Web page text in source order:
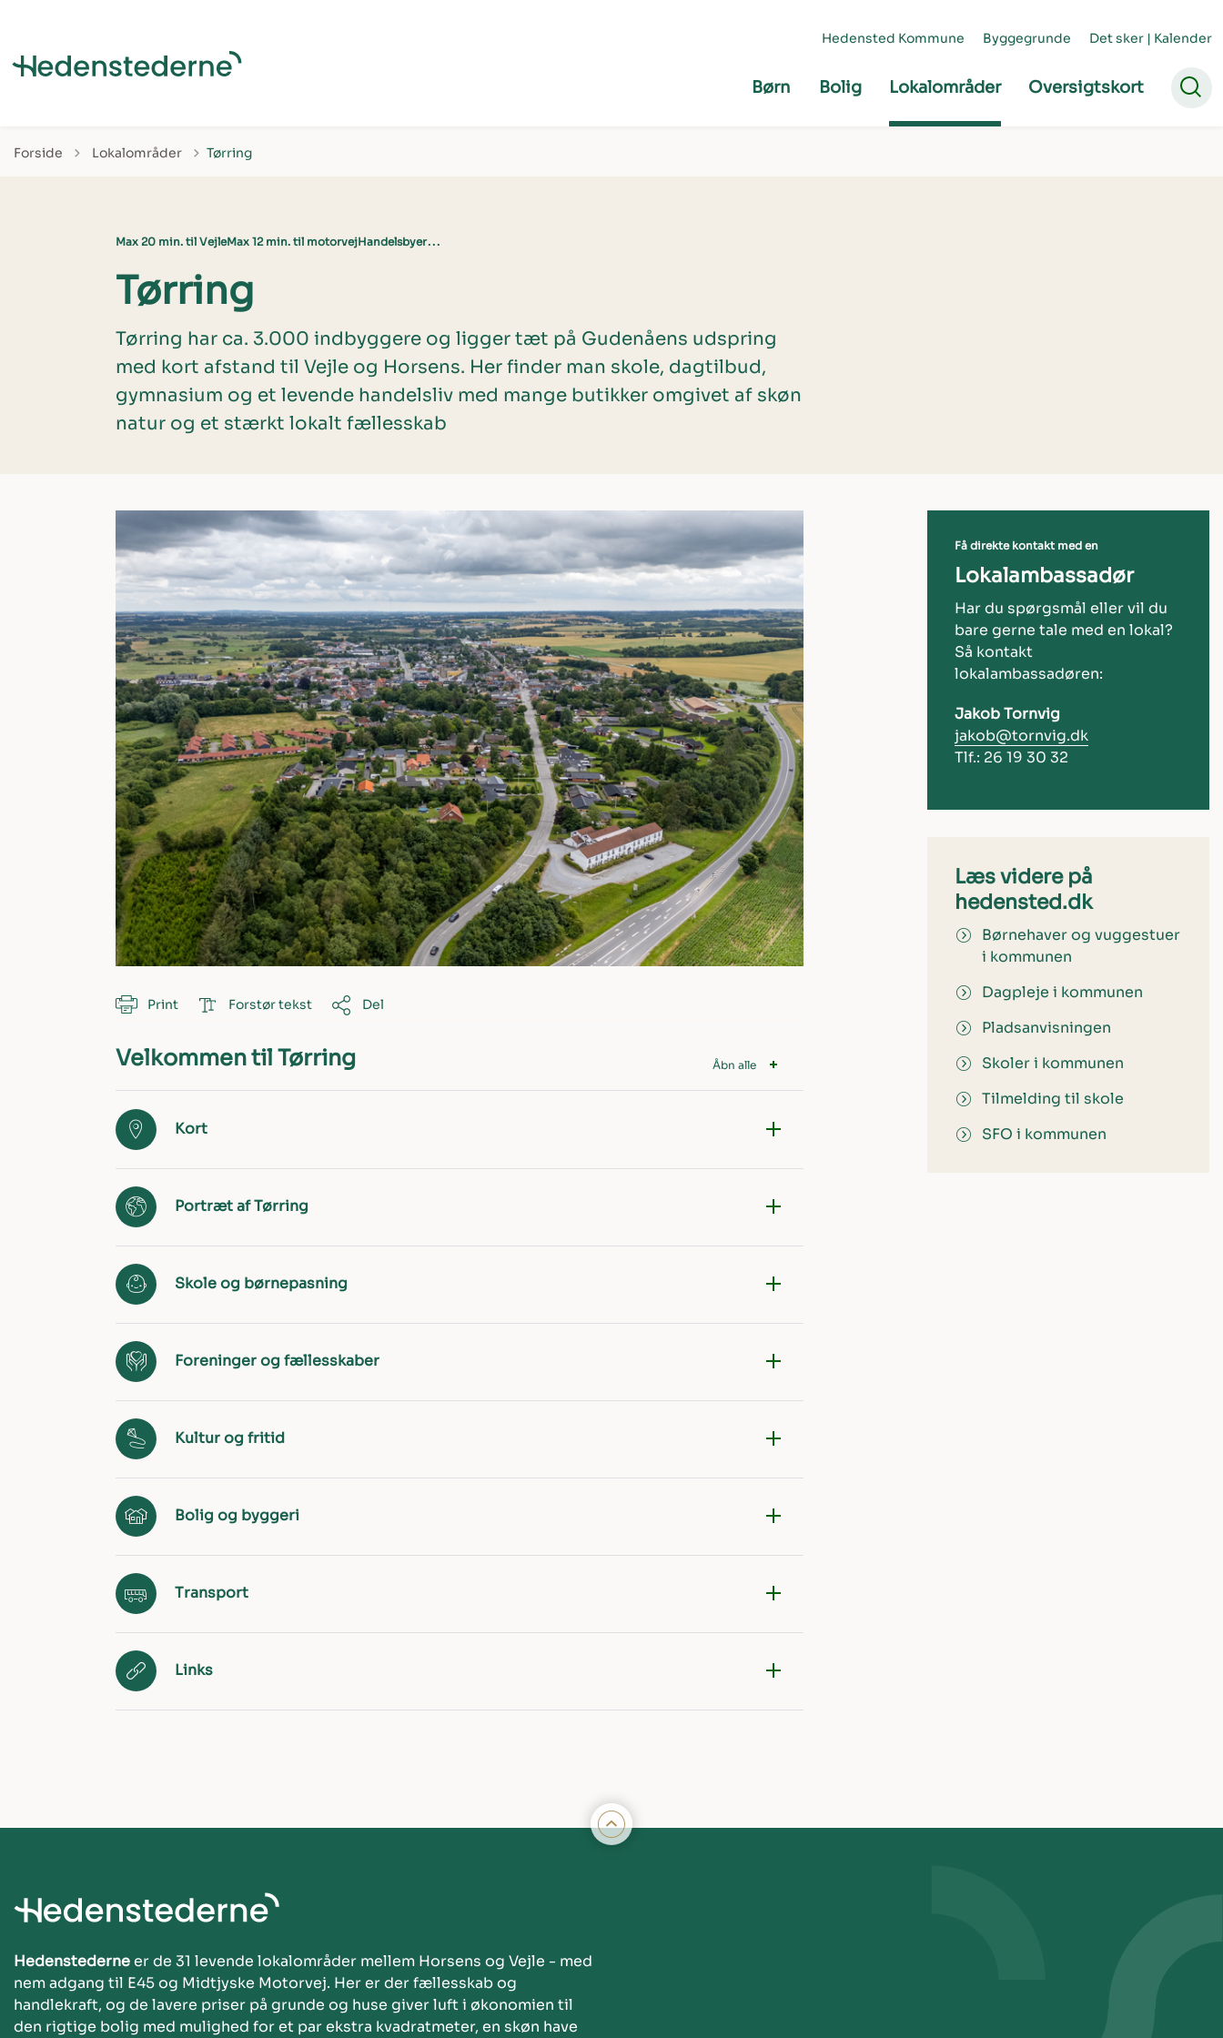
Hedensted Kommune Byggegrunde Det sker | Kalender
Børn Bolig Lokalområder Oversigtskort
Forside Tilbage til
Lokalområder Tørring
Max 20 min. til VejleMax 12 min. til motorvejHandelsbyer...
Tørring
Tørring har ca. 3.000 indbyggere og ligger tæt på Gudenåens udspring
med kort afstand til Vejle og Horsens. Her finder man skole, dagtilbud,
gymnasium og et levende handelsliv med mange butikker omgivet af skøn
natur og et stærkt lokalt fællesskab
Print Forstør tekst Del
Velkommen til Tørring Åbn alle
Kort
Portræt af Tørring
Skole og børnepasning
Foreninger og fællesskaber
Kultur og fritid
Bolig og byggeri
Transport
Links
Få direkte kontakt med en
Lokalambassadør
Har du spørgsmål eller vil du
bare gerne tale med en lokal?
Så kontakt
lokalambassadøren:
Jakob Tornvig
jakob@tornvig.dk
Tlf.: 26 19 30 32
Læs videre på
hedensted.dk
Børnehaver og vuggestuer
i kommunen
Dagpleje i kommunen
Pladsanvisningen
Skoler i kommunen
Tilmelding til skole
SFO i kommunen
Hedenstederneer de 31 levende lokalområder mellem Horsens og Vejle - med
nem adgang til E45 og Midtjyske Motorvej. Her er der fællesskab og
handlekraft, og de lavere priser på grunde og huse giver luft i økonomien til
den rigtige bolig med mulighed for et par ekstra kvadratmeter, en skøn have